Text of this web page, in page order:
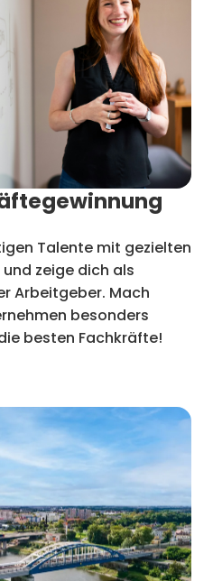
Talente mit gezielten
zeige dich als
Arbeitgeber. Mach
besonders
besten Fachkräfte!